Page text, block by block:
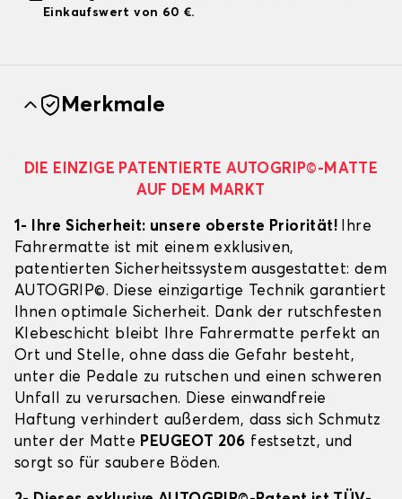
Einkaufswert von 60 €.
Merkmale
DIE EINZIGE PATENTIERTE AUTOGRIP©-MATTE
AUF DEM MARKT
1- Ihre Sicherheit: unsere oberste Priorität! Ihre
Fahrermatte ist mit einem exklusiven,
patentierten Sicherheitssystem ausgestattet: dem
AUTOGRIP©. Diese einzigartige Technik garantiert
Ihnen optimale Sicherheit. Dank der rutschfesten
Klebeschicht bleibt Ihre Fahrermatte perfekt an
Ort und Stelle, ohne dass die Gefahr besteht,
unter die Pedale zu rutschen und einen schweren
Unfall zu verursachen. Diese einwandfreie
Haftung verhindert außerdem, dass sich Schmutz
unter der Matte PEUGEOT 206 festsetzt, und
sorgt so für saubere Böden.